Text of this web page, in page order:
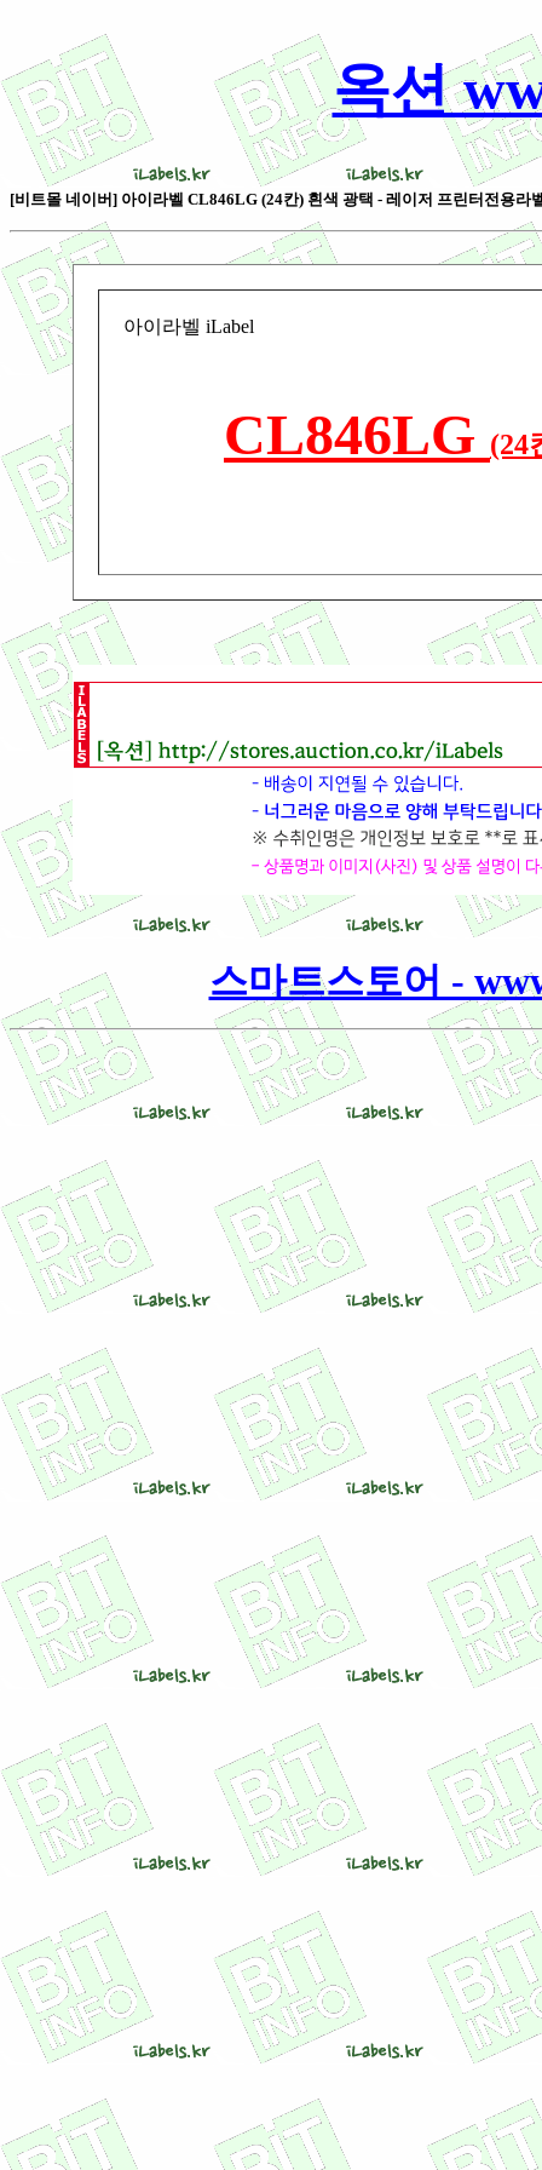
옥션
[비트몰 네이버] 아이라벨 CL846LG (24칸) 흰색 광택 - 레이저 프린터전용라
아이라벨 iLabel
CL846LG (24
스마트스토어 -